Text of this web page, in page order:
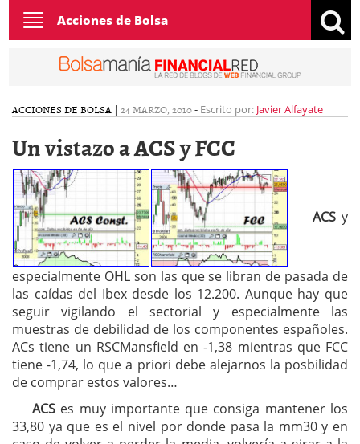
Toggle
navigation
Acciones de Bolsa
ACCIONES DE BOLSA | 24 MARZO, 2010- Escrito por: Javier Alfayate
Un vistazo a ACS y FCC
ACSy
especialmente OHL son las que se libran de pasada de
las caídas del Ibex desde los 12.200. Aunque hay que
seguir vigilando el sectorial y especialmente las
muestras de debilidad de los componentes españoles.
ACs tiene un RSCMansfield en -1,38 mientras que FCC
tiene -1,74, lo que a priori debe alejarnos la posbilidad
de comprar estos valores…
ACS es muy importante que consiga mantener los
33,80 ya que es el nivel por donde pasa la mm30 y en